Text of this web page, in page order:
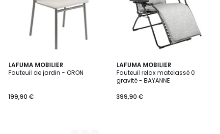
LAFUMA MOBILIER
Fauteuil de jardin - ORON
199,90 €
2
Couleurs
LAFUMA MOBILIER
Fauteuil relax matelassé 0
gravité - BAYANNE
399,90 €